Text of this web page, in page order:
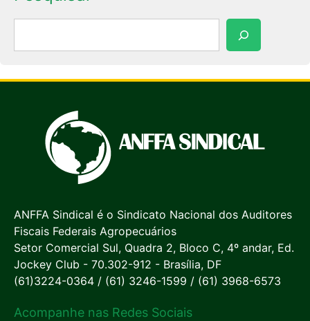
ANFFA Sindical é o Sindicato Nacional dos Auditores
Fiscais Federais Agropecuários
Setor Comercial Sul, Quadra 2, Bloco C, 4º andar, Ed.
Jockey Club - 70.302-912 - Brasília, DF
(61)3224-0364 / (61) 3246-1599 / (61) 3968-6573
Acompanhe nas Redes Sociais